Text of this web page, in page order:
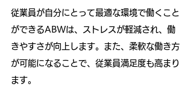
従業員が自分にとって最適な環境で働くこと
ができるABWは、ストレスが軽減され、働
きやすさが向上します。また、柔軟な働き方
が可能になることで、従業員満足度も高まり
ます。